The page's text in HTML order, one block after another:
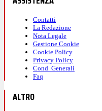
Contatti
La Redazione
Nota Legale
Gestione Cookie
Cookie Policy
Privacy Policy
Cond. Generali
Faq
ALTRO